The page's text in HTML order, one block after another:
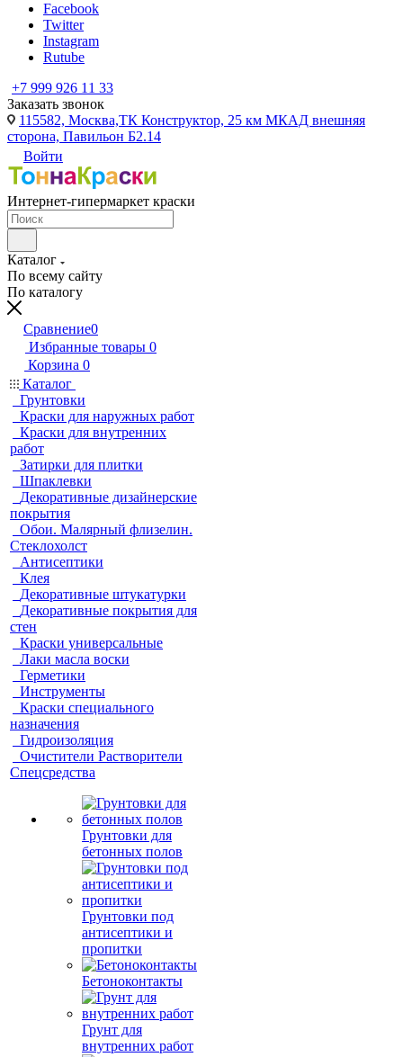
Facebook
Twitter
Instagram
Rutube
+7 999 926 11 33
Заказать звонок
115582, Москва,ТК Конструктор, 25 км МКАД внешняя
сторона, Павильон Б2.14
Войти
Интернет-гипермаркет краски
Каталог
По всему сайту
По каталогу
Сравнение0
Избранные товары 0
Корзина 0
Каталог
Грунтовки
Краски для наружных работ
Краски для внутренних
работ
Затирки для плитки
Шпаклевки
Декоративные дизайнерские
покрытия
Обои. Малярный флизелин.
Стеклохолст
Антисептики
Клея
Декоративные штукатурки
Декоративные покрытия для
стен
Краски универсальные
Лаки масла воски
Герметики
Инструменты
Краски специального
назначения
Гидроизоляция
Очистители Растворители
Спецсредства
Грунтовки для
бетонных полов
Грунтовки под
антисептики и
пропитки
Бетоноконтакты
Грунт для
внутренних работ